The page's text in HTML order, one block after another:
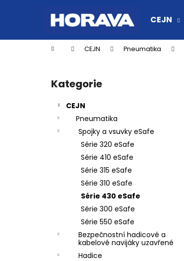
CEJN
Domů CEJN Pneumatika
Přeskočit
kategorie
Kategorie
CEJN
Pneumatika
Spojky a vsuvky eSafe
Série 320 eSafe
Série 410 eSafe
Série 315 eSafe
Série 310 eSafe
Série 430 eSafe
Série 300 eSafe
Série 550 eSafe
Bezpečnostní hadicové a
kabelové navijáky uzavřené
Hadice
í
Zpět
do
Zpět
do
RYCHLOSPOJKA ESAFE R 1/2" VNĚJŠÍ
684,86 Kč